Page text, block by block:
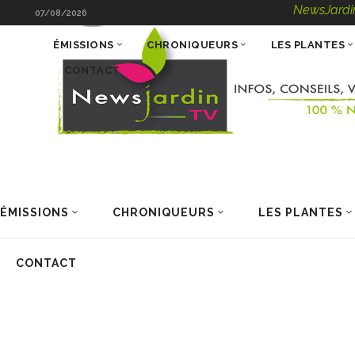
07/08/2026 NewsJardinTV –
ÉMISSIONS CHRONIQUEURS LES PLANTES
CONTACT
ÉMISSIONS CHRONIQUEURS LES PLANTES
CONTACT